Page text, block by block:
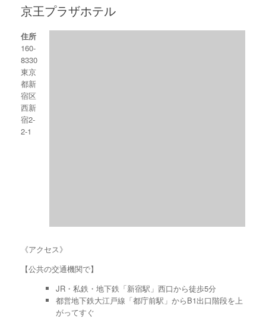
京王プラザホテル
住所
160-
8330
東京
都新
宿区
西新
宿2-
2-1
《アクセス》
【公共の交通機関で】
JR・私鉄・地下鉄「新宿駅」西口から徒歩5分
都営地下鉄大江戸線「都庁前駅」からB1出口階段を上
がってすぐ